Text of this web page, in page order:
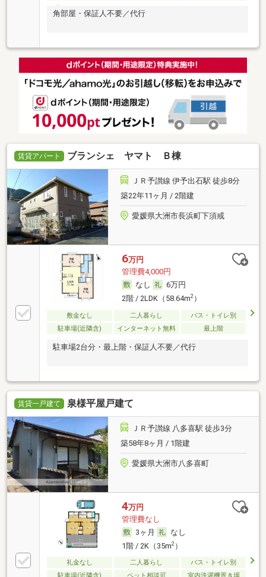
角部屋・保証人不要／代行
賃貸アパート ブランシェ ヤマト Ｂ棟
ＪＲ予讃線 伊予出石駅 徒歩8分
築22年11ヶ月 / 2階建
愛媛県大洲市長浜町下須戒
6万円
管理費4,000円
なし
6万円
2階 / 2LDK（58.64m2）
敷金なし 二人暮らし
バス・トイレ別
駐車場(近隣含)
インターネット無料 最上階
駐車場2台分・最上階・保証人不要／代行
賃貸一戸建て 泉様平屋戸建て
ＪＲ予讃線 八多喜駅 徒歩3分
築58年8ヶ月 / 1階建
愛媛県大洲市八多喜町
4万円
管理費なし
3ヶ月
なし
1階 / 2K（35m2）
礼金なし 二人暮らし
バス・トイレ別